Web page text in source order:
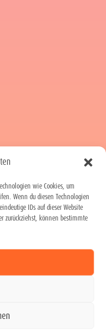
wie Cookies, um
Wenn du diesen Technologien
IDs auf dieser Website
zurückziehst, können bestimmte